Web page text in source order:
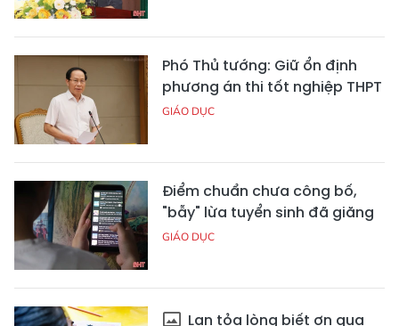
Phó Thủ tướng: Giữ ổn định
phương án thi tốt nghiệp THPT
GIÁO DỤC
Điểm chuẩn chưa công bố,
"bẫy" lừa tuyển sinh đã giăng
GIÁO DỤC
Lan tỏa lòng biết ơn qua